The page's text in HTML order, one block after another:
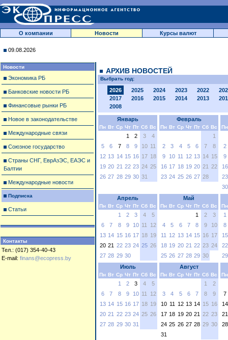
О компании Новости Курсы валют
09.08.2026
Новости
Экономика РБ
Банковские новости РБ
Финансовые рынки РБ
Новое в законодательстве
Международные связи
Союзное государство
Страны СНГ, ЕврАзЭС, ЕАЭС и
Балтии
Международные новости
Подписка
Статьи
Контакты
Тел.: (017) 354-40-43
E-mail: finans@ecopress.by
АРХИВ НОВОСТЕЙ
Выбрать год:
2026 2025 2024 2023 2022
2017
2016 2015 2014 2013
2008
Январь
Пн Вт Ср Чт Пт Сб Вс
1 2 3
4
5
6 7 8 9 10 11
12 13 14 15 16 17 18
19 20 21 22 23 24 25
26 27 28 29 30 31
Февраль
Пн Вт Ср Чт Пт Сб Вс
1
2
3 4 5 6 7
8
9
10 11 12 13 14 15
16 17 18 19 20 21 22
23 24 25 26 27 28
Пн
2
9
16
23
30
Апрель
Пн Вт Ср Чт Пт Сб Вс
1 2 3 4
5
6
7 8 9 10 11
12
13 14 15 16 17 18 19
20 21 22 23 24 25 26
27 28 29 30
Май
Пн Вт Ср Чт Пт Сб Вс
1 2
3
4
5 6 7 8 9
10
11
12 13 14 15 16 17
18 19 20 21 22 23 24
25 26 27 28 29 30
Пн
1
8
15
22
29
Июль
Пн Вт Ср Чт Пт Сб Вс
1 2 3 4
5
6
7 8 9 10 11
12
13 14 15 16 17 18 19
20 21 22 23 24 25 26
27 28 29 30 31
Август
Пн Вт Ср Чт Пт Сб Вс
1
2
3
4 5 6 7 8
9
10 11 12 13 14 15 16
17 18 19 20 21 22 23
24 25 26 27 28 29 30
31
Пн
7
14
21
28